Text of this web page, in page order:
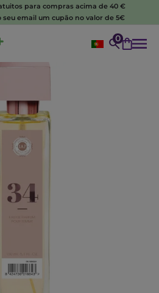
para compras acima de 40 €
seu email um cupão no valor de 5€
0